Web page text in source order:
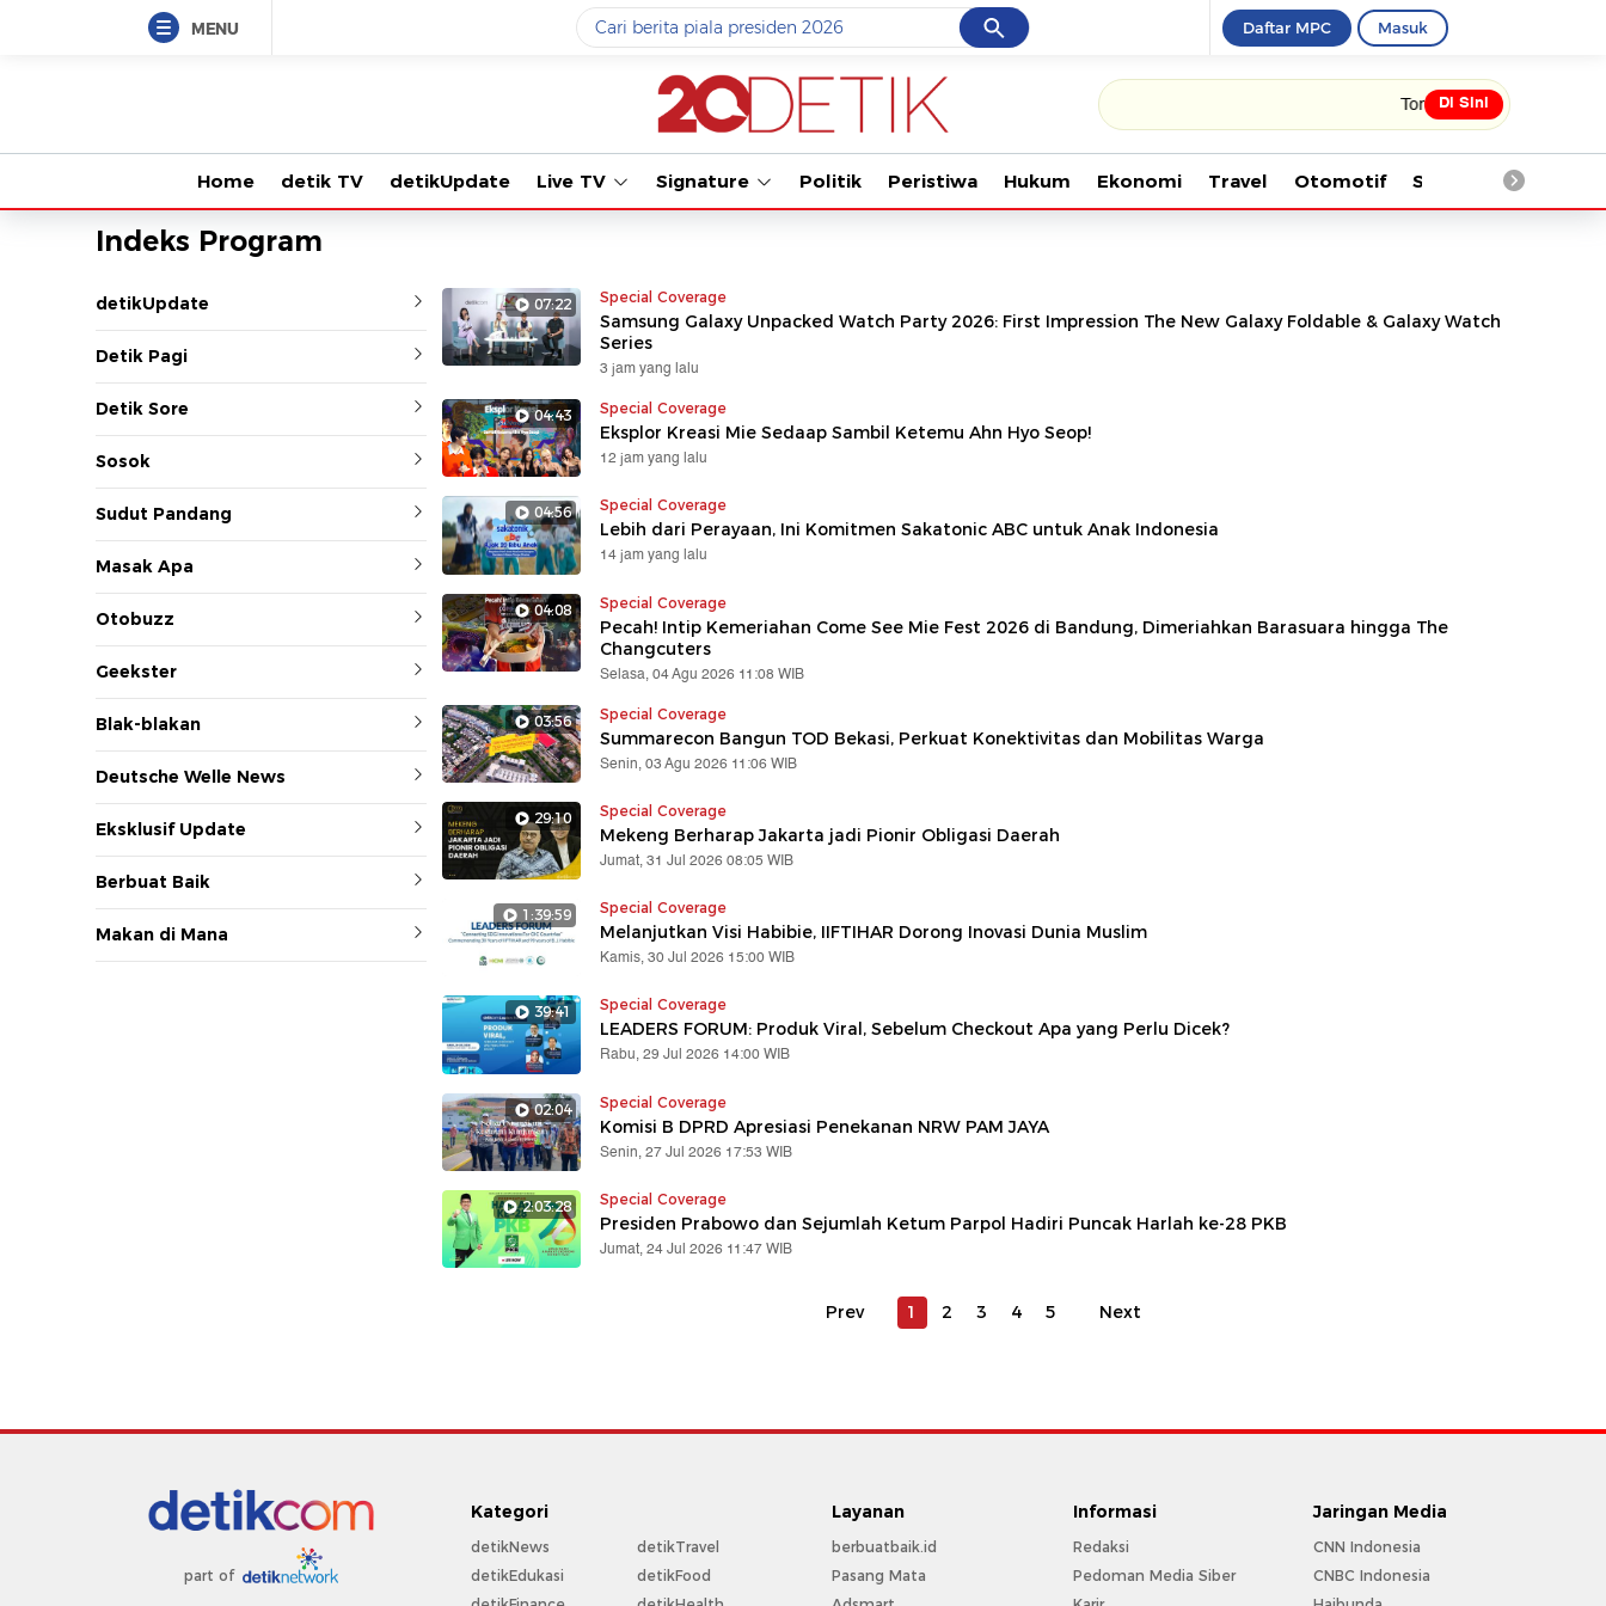
Kumpulan
Video
Berita
Livestreaming-
20detik
News
MENU Cancel
Yang sedang ramai dicari
data live draw sgp
#3prabowo
#5 gempa hari ini
Promoted
Terakhir yang dicari
Loading...
Daftar MPC Masuk
Tonton kabar terbaru PIALA
Di Sini
Home detik TV detikUpdate Live TV Signature Politik Peristiwa Hukum Ekonomi Travel Otomotif Saintek
Indeks Program
detikUpdate
Detik Pagi
Detik Sore
Sosok
Sudut Pandang
Masak Apa
Otobuzz
Geekster
Blak-blakan
Deutsche Welle News
Eksklusif Update
Berbuat Baik
Makan di Mana
07:22 Special Coverage
Samsung Galaxy Unpacked Watch Party 2026: First Impression The New Galaxy Foldable & Galaxy Watch
Series
3 jam yang lalu
04:43 Special Coverage
Eksplor Kreasi Mie Sedaap Sambil Ketemu Ahn Hyo Seop!
12 jam yang lalu
04:56 Special Coverage
Lebih dari Perayaan, Ini Komitmen Sakatonic ABC untuk Anak Indonesia
14 jam yang lalu
04:08 Special Coverage
Pecah! Intip Kemeriahan Come See Mie Fest 2026 di Bandung, Dimeriahkan Barasuara hingga The
Changcuters
Selasa, 04 Agu 2026 11:08 WIB
03:56 Special Coverage
Summarecon Bangun TOD Bekasi, Perkuat Konektivitas dan Mobilitas Warga
Senin, 03 Agu 2026 11:06 WIB
29:10 Special Coverage
Mekeng Berharap Jakarta jadi Pionir Obligasi Daerah
Jumat, 31 Jul 2026 08:05 WIB
1:39:59 Special Coverage
Melanjutkan Visi Habibie, IIFTIHAR Dorong Inovasi Dunia Muslim
Kamis, 30 Jul 2026 15:00 WIB
39:41 Special Coverage
LEADERS FORUM: Produk Viral, Sebelum Checkout Apa yang Perlu Dicek?
Rabu, 29 Jul 2026 14:00 WIB
02:04 Special Coverage
Komisi B DPRD Apresiasi Penekanan NRW PAM JAYA
Senin, 27 Jul 2026 17:53 WIB
2:03:28 Special Coverage
Presiden Prabowo dan Sejumlah Ketum Parpol Hadiri Puncak Harlah ke-28 PKB
Jumat, 24 Jul 2026 11:47 WIB
Prev 1 2 3 4 5 Next
part of
Kategori
detikNews
detikEdukasi
detikTravel
detikFood
Layanan
berbuatbaik.id
Pasang Mata
Informasi
Redaksi
Pedoman Media Siber
Jaringan Media
CNN Indonesia
CNBC Indonesia